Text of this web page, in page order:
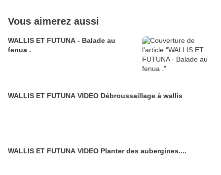
Vous aimerez aussi
WALLIS ET FUTUNA - Balade au
fenua .
WALLIS ET FUTUNA VIDEO Débroussaillage à wallis
WALLIS ET FUTUNA VIDEO Planter des aubergines....